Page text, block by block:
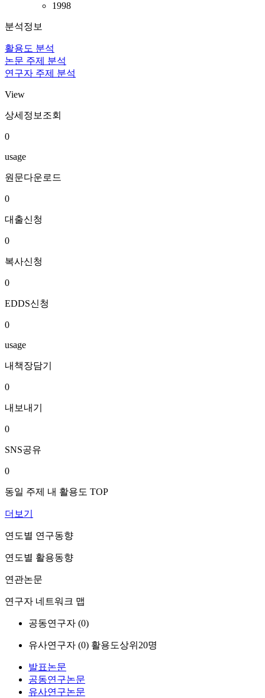
1998
분석정보
활용도 분석
논문 주제 분석
연구자 주제 분석
View
상세정보조회
0
usage
원문다운로드
0
대출신청
0
복사신청
0
EDDS신청
0
usage
내책장담기
0
내보내기
0
SNS공유
0
동일 주제 내 활용도 TOP
더보기
연도별 연구동향
연도별 활용동향
연관논문
연구자 네트워크 맵
공동연구자 (0)
유사연구자 (0) 활용도상위20명
발표논문
공동연구논문
유사연구논문